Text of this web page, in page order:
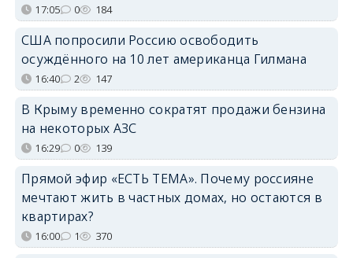
17:05 0 184
США попросили Россию освободить
осуждённого на 10 лет американца Гилмана
16:40 2 147
В Крыму временно сократят продажи бензина
на некоторых АЗС
16:29 0 139
Прямой эфир «ЕСТЬ ТЕМА». Почему россияне
мечтают жить в частных домах, но остаются в
квартирах?
16:00 1 370